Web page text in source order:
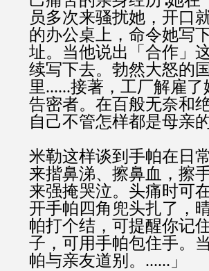
员多次来骚扰她，开口
的办公桌上，命令她写
址。当他说出「合作」
续写下去。勃然大怒的
里......接著，工厂解雇
告密者。在百般无奈和
自己不管怎样都是母亲
米勒这样谈到手帕在日
来揩鼻涕、擦鼻血，擦
来强掩哭泣。头痛时可
开手帕四角兜头扎了，
帕打个结，可提醒你记
子，可用手帕包住手。
帕与亲友道别。 ...... 」